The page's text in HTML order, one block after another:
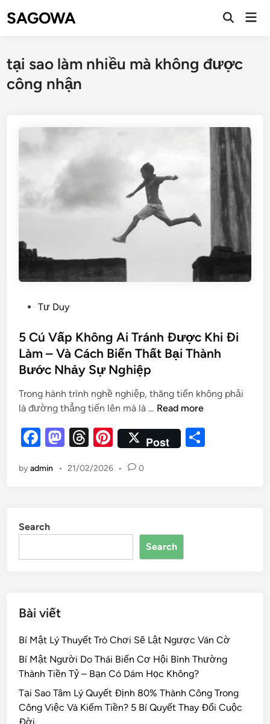
SAGOWA
tại sao làm nhiều mà không được
công nhận
Tư Duy
5 Cú Vấp Không Ai Tránh Được Khi Đi
Làm – Và Cách Biến Thất Bại Thành
Bước Nhảy Sự Nghiệp
Trong hành trình nghề nghiệp, thăng tiến không phải
là đường thẳng tiến lên mà là … Read more
F
c
o
o
M
to
n
T
e
s
Pi
er
Post
byadmin • 21/02/2026 • 0
Search
Search
Bài viết
Bí Mật Lý Thuyết Trò Chơi Sẽ Lật Ngược Ván Cờ
Bí Mật Người Do Thái Biến Cơ Hội Bình Thường
Thành Tiền Tỷ – Bạn Có Dám Học Không?
Tại Sao Tâm Lý Quyết Định 80% Thành Công Trong
Công Việc Và Kiếm Tiền? 5 Bí Quyết Thay Đổi Cuộc